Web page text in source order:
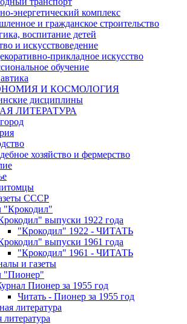
энергетический комплекс
и гражданское строительство
воспитание детей
и искусствоведение
прикладное искусство
обучение
И КОСМОЛОГИЯ
дисциплины
ЛИТЕРАТУРА
хозяйство и фермерство
СССР
"Крокодил"
выпуски 1922 года
"Крокодил" 1922 - ЧИТАТЬ
выпуски 1961 года
"Крокодил" 1961 - ЧИТАТЬ
и газеты
"Пионер"
Пионер за 1955 год
Читать - Пионер за 1955 год
литература
литература